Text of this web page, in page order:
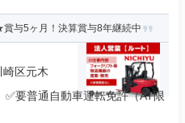
与5ヶ月！決算賞与8年継続中
区元木
要普通自動車運転免許（AT限